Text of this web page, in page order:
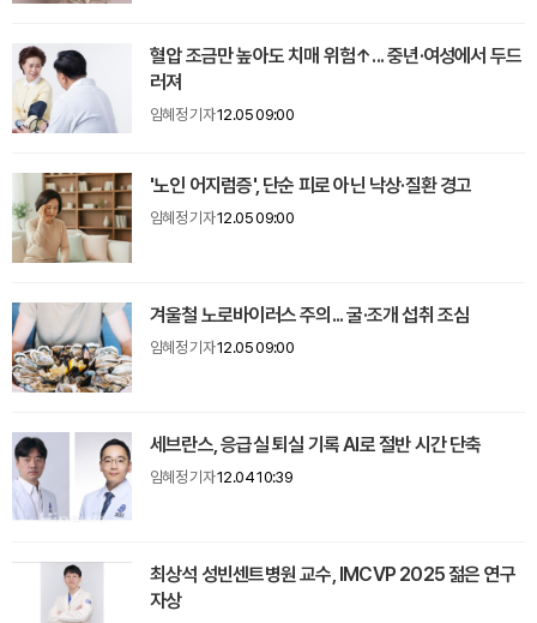
혈압 조금만 높아도 치매 위험↑... 중년·여성에서 두드
러져
임혜정 기자12.05 09:00
'노인 어지럼증', 단순 피로 아닌 낙상·질환 경고
임혜정 기자12.05 09:00
겨울철 노로바이러스 주의... 굴·조개 섭취 조심
임혜정 기자12.05 09:00
세브란스, 응급실 퇴실 기록 AI로 절반 시간 단축
임혜정 기자12.04 10:39
최상석 성빈센트병원 교수, IMCVP 2025 젊은 연구
자상